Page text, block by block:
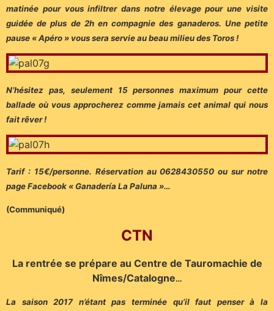
matinée pour vous infiltrer dans notre élevage pour une visite
guidée de plus de 2h en compagnie des ganaderos. Une petite
pause « Apéro » vous sera servie au beau milieu des Toros !
N’hésitez pas, seulement 15 personnes maximum pour cette
ballade où vous approcherez comme jamais cet animal qui nous
fait rêver !
Tarif : 15€/personne. Réservation au 0628430550 ou sur notre
page Facebook « Ganadería La Paluna »…
(Communiqué)
CTN
La rentrée se prépare au Centre de Tauromachie de
Nîmes/Catalogne…
La saison 2017 n’étant pas terminée qu’il faut penser à la